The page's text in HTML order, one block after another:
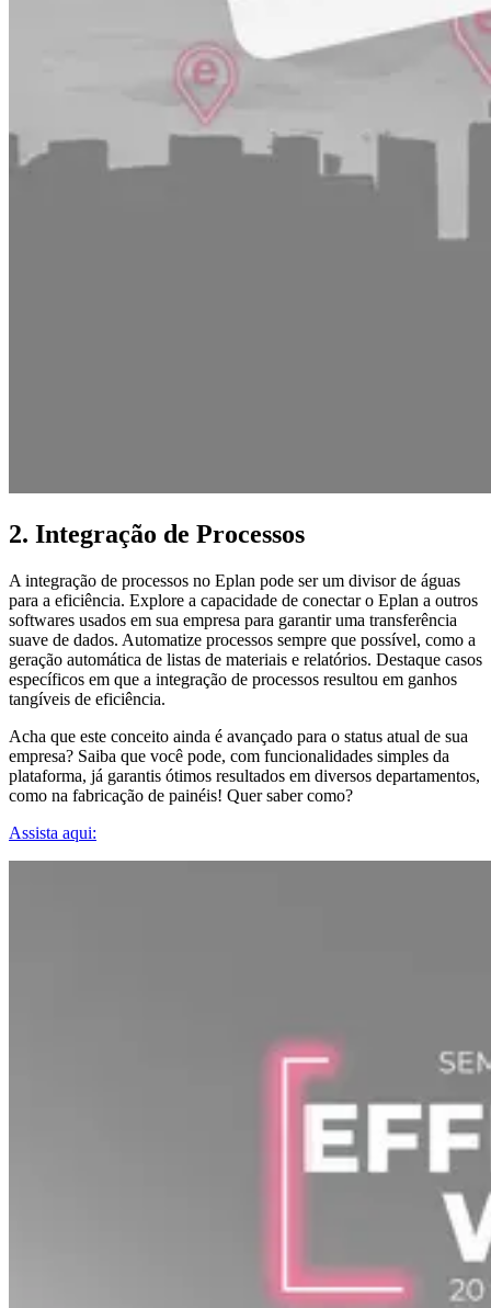
2. Integração de Processos
A integração de processos no Eplan pode ser um divisor de águas
para a eficiência. Explore a capacidade de conectar o Eplan a outros
softwares usados em sua empresa para garantir uma transferência
suave de dados. Automatize processos sempre que possível, como a
geração automática de listas de materiais e relatórios. Destaque casos
específicos em que a integração de processos resultou em ganhos
tangíveis de eficiência.
Acha que este conceito ainda é avançado para o status atual de sua
empresa? Saiba que você pode, com funcionalidades simples da
plataforma, já garantis ótimos resultados em diversos departamentos,
como na fabricação de painéis! Quer saber como?
Assista aqui: